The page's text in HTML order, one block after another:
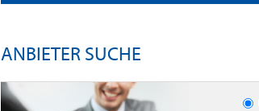
ANBIETER SUCHE